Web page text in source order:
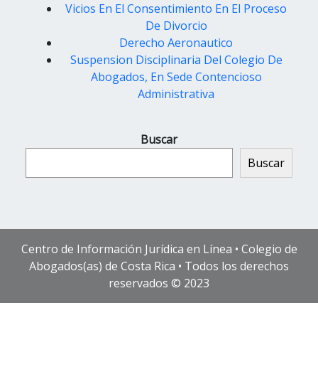
Vicios En El Consentimiento En El Proceso
De Divorcio
Derecho Aeronautico
Suspension Disciplinaria Del Colegio De
Abogados, En Sede Contencioso
Administrativa
Buscar
Buscar
Centro de Información Jurídica en Línea • Colegio de
Abogados(as) de Costa Rica • Todos los derechos
reservados © 2023